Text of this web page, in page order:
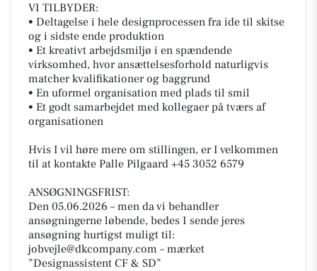
VI TILBYDER:
• Deltagelse i hele designprocessen fra ide til skitse
og i sidste ende produktion
• Et kreativt arbejdsmiljø i en spændende
virksomhed, hvor ansættelsesforhold naturligvis
matcher kvalifikationer og baggrund
• En uformel organisation med plads til smil
• Et godt samarbejdet med kollegaer på tværs af
organisationen
Hvis I vil høre mere om stillingen, er I velkommen
til at kontakte Palle Pilgaard +45 3052 6579
ANSØGNINGSFRIST:
Den 05.06.2026 – men da vi behandler
ansøgningerne løbende, bedes I sende jeres
ansøgning hurtigst muligt til:
jobvejle@dkcompany.com – mærket
”Designassistent CF & SD”